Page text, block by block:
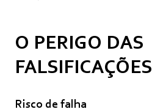
O PERIGO DAS
FALSIFICAÇÕES
Risco de falha